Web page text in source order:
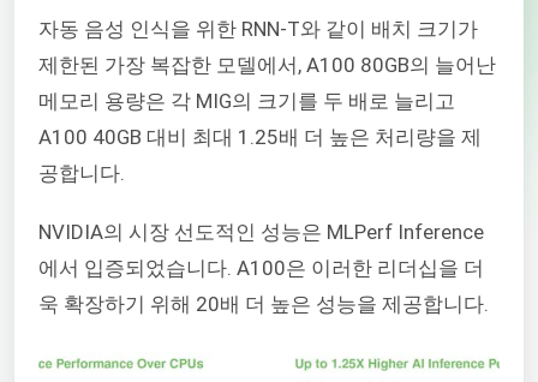
자동 음성 인식을 위한 RNN-T와 같이 배치 크기가
제한된 가장 복잡한 모델에서, A100 80GB의 늘어난
메모리 용량은 각 MIG의 크기를 두 배로 늘리고
A100 40GB 대비 최대 1.25배 더 높은 처리량을 제
공합니다.
NVIDIA의 시장 선도적인 성능은 MLPerf Inference
에서 입증되었습니다. A100은 이러한 리더십을 더
욱 확장하기 위해 20배 더 높은 성능을 제공합니다.